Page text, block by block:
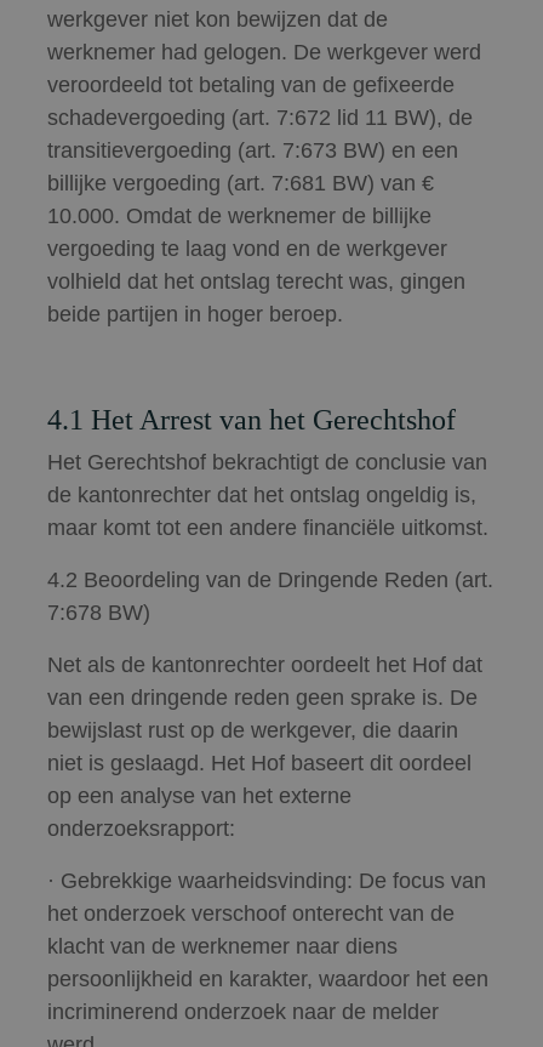
werkgever niet kon bewijzen dat de
werknemer had gelogen. De werkgever werd
veroordeeld tot betaling van de gefixeerde
schadevergoeding (art. 7:672 lid 11 BW), de
transitievergoeding (art. 7:673 BW) en een
billijke vergoeding (art. 7:681 BW) van €
10.000. Omdat de werknemer de billijke
vergoeding te laag vond en de werkgever
volhield dat het ontslag terecht was, gingen
beide partijen in hoger beroep.
4.1 Het Arrest van het Gerechtshof
Het Gerechtshof bekrachtigt de conclusie van
de kantonrechter dat het ontslag ongeldig is,
maar komt tot een andere financiële uitkomst.
4.2 Beoordeling van de Dringende Reden (art.
7:678 BW)
Net als de kantonrechter oordeelt het Hof dat
van een dringende reden geen sprake is. De
bewijslast rust op de werkgever, die daarin
niet is geslaagd. Het Hof baseert dit oordeel
op een analyse van het externe
onderzoeksrapport:
· Gebrekkige waarheidsvinding: De focus van
het onderzoek verschoof onterecht van de
klacht van de werknemer naar diens
persoonlijkheid en karakter, waardoor het een
incriminerend onderzoek naar de melder